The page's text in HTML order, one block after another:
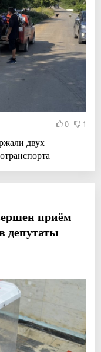
0 1
двух
приём
депутаты